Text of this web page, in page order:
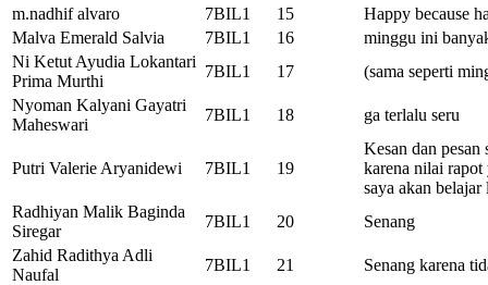
m.nadhif alvaro
7BIL1 15
Happy because
Malva Emerald Salvia
7BIL1 16
minggu ini
Ni Ketut Ayudia Lokantari
Prima Murthi
7BIL1 17
(sama seperti
Nyoman Kalyani Gayatri
Maheswari
7BIL1 18 ga terlalu seru
Putri Valerie Aryanidewi 7BIL1 19
Kesan dan
karena nilai rapot
saya akan
Radhiyan Malik Baginda
Siregar
7BIL1 20
Senang
Zahid Radithya Adli
Naufal
7BIL1 21
Senang karena